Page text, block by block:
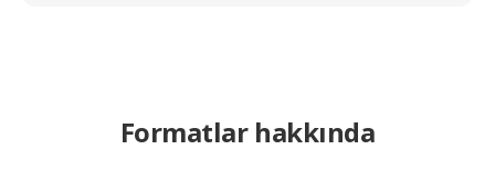
Formatlar hakkında